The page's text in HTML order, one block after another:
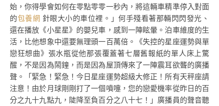
始，你得學會如何在零點零零一秒內，將這輛車精準停入對面
的包養網 針眼大小的車位裡。」何手殘看著那輛閃閃發光、
還在播放《小星星》的嬰兒車，感到一陣眩暈。泊車維度的生
活，比他想象中還要無理頭一百萬倍。《失控的星座運勢與單
戀狂想曲》張水瓶從他那張覆蓋著七層舊報紙的單人床上驚
醒，不是因為鬧鐘，而是因為屋頂傳來了一陣震耳欲聾的廣播
聲。「緊急！緊急！今日星座運勢超級大修正！所有天秤座請
注意！由於月球剛剛打了一個噴嚏，您的戀愛機率從昨日的百
分之九十九點九，陡降至負百分之八十七！」廣播員的聲音聽